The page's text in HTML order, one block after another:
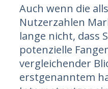
Auch wenn die
Nutzerzahlen
lange nicht, dass
potenzielle
vergleichender
erstgenanntem